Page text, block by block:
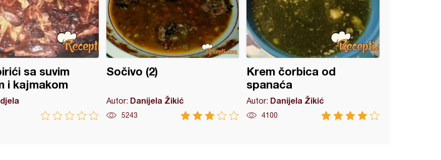
sa suvim
i kajmakom
Sočivo (2)
Autor: Danijela Žikić
5243
Krem čorbica od
spanaća
Autor: Danijela Žikić
4100